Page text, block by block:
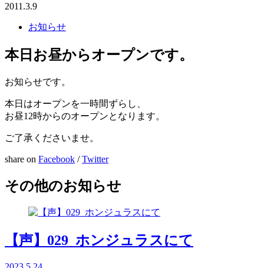
2011.3.9
お知らせ
本日お昼からオープンです。
お知らせです。
本日はオープンを一時間ずらし、
お昼12時からのオープンとなります。
ご了承くださいませ。
share on Facebook /Twitter
その他のお知らせ
【声】029_ホンジュラスにて